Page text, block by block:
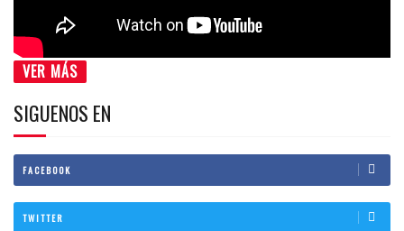
VER MÁS
SIGUENOS EN
FACEBOOK
TWITTER